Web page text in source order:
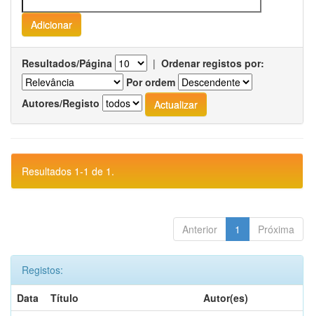
Resultados/Página | Ordenar registos por:
Por ordem
Autores/Registo
Resultados 1-1 de 1.
Anterior 1 Próxima
Registos:
Data
Título
Autor(es)